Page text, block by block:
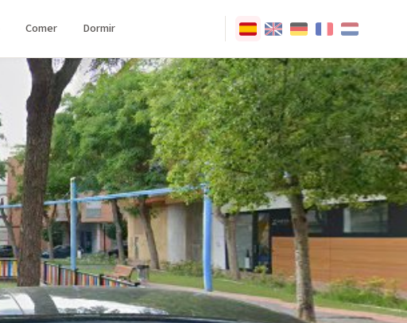
Comer Dormir